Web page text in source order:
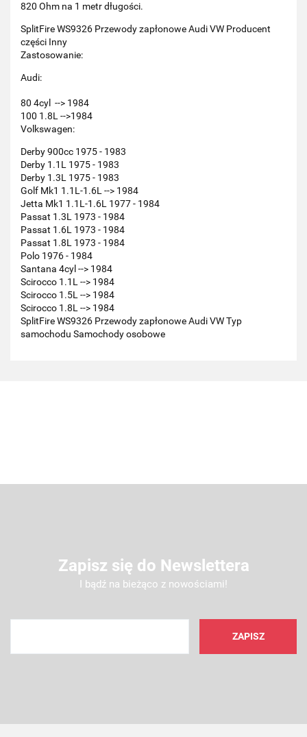
820 Ohm na 1 metr długości.
SplitFire WS9326 Przewody zapłonowe Audi VW Producent
części Inny
Zastosowanie:
Audi:
80 4cyl --> 1984
100 1.8L -->1984
Volkswagen:
Derby 900cc 1975 - 1983
Derby 1.1L 1975 - 1983
Derby 1.3L 1975 - 1983
Golf Mk1 1.1L-1.6L --> 1984
Jetta Mk1 1.1L-1.6L 1977 - 1984
Passat 1.3L 1973 - 1984
Passat 1.6L 1973 - 1984
Passat 1.8L 1973 - 1984
Polo 1976 - 1984
Santana 4cyl --> 1984
Scirocco 1.1L --> 1984
Scirocco 1.5L --> 1984
Scirocco 1.8L --> 1984
SplitFire WS9326 Przewody zapłonowe Audi VW Typ
samochodu Samochody osobowe
Zapisz się do Newslettera
I bądź na bieżąco z nowościami!